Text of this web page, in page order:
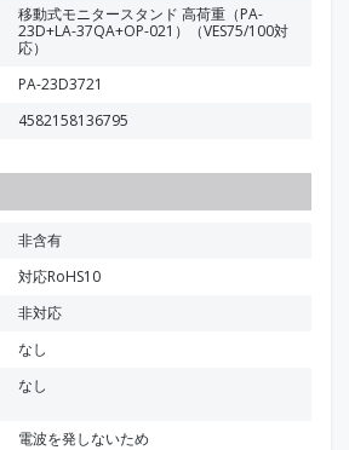
移動式モニタースタンド 高荷重（PA-
23D+LA-37QA+OP-021）（VES75/100対
応）
PA-23D3721
4582158136795
非含有
対応RoHS10
非対応
なし
なし
電波を発しないため